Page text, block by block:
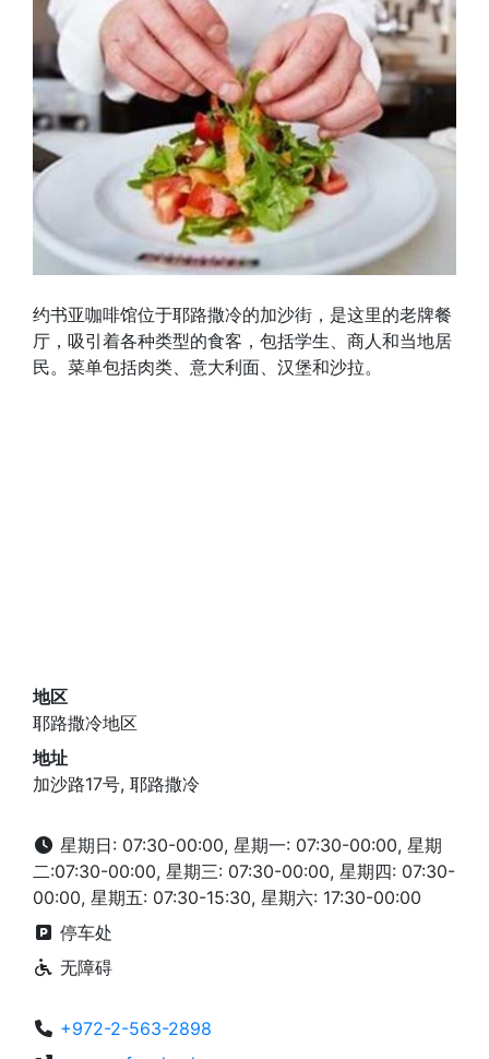
约书亚咖啡馆位于耶路撒冷的加沙街，是这里的老牌餐
厅，吸引着各种类型的食客，包括学生、商人和当地居
民。菜单包括肉类、意大利面、汉堡和沙拉。
地区
耶路撒冷地区
地址
加沙路17号, 耶路撒冷
星期日: 07:30-00:00, 星期一: 07:30-00:00, 星期
二:07:30-00:00, 星期三: 07:30-00:00, 星期四: 07:30-
00:00, 星期五: 07:30-15:30, 星期六: 17:30-00:00
停车处
无障碍
+972-2-563-2898